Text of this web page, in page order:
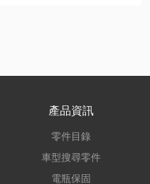
產品資訊
零件目錄
車型搜尋零件
電瓶保固